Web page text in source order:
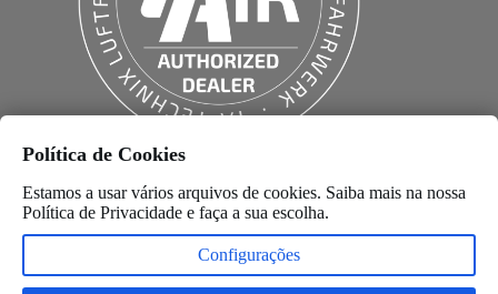
Política de Cookies
Estamos a usar vários arquivos de cookies. Saiba mais na nossa
Política de Privacidade e faça a sua escolha.
Configurações